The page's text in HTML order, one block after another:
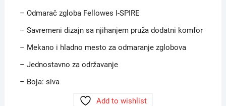
– Odmarač zgloba Fellowes I-SPIRE
– Savremeni dizajn sa njihanjem pruža dodatni komfor
– Mekano i hladno mesto za odmaranje zglobova
– Jednostavno za održavanje
– Boja: siva
Add to wishlist